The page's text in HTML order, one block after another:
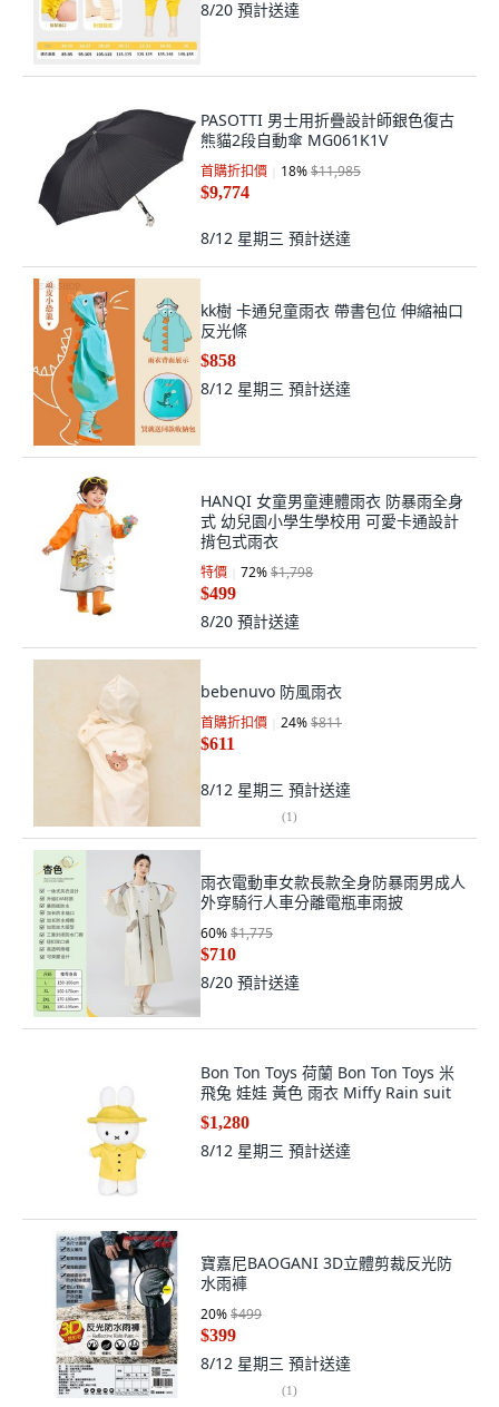
8/20 預計送達
PASOTTI 男士用折疊設計師銀色復古
熊貓2段自動傘 MG061K1V
首購折扣價 18%$11,985
$9,774
8/12 星期三 預計送達
kk樹 卡通兒童雨衣 帶書包位 伸縮袖口
反光條
$858
8/12 星期三 預計送達
HANQI 女童男童連體雨衣 防暴雨全身
式 幼兒園小學生學校用 可愛卡通設計
揹包式雨衣
特價 72%$1,798
$499
8/20 預計送達
bebenuvo 防風雨衣
首購折扣價 24%$811
$611
8/12 星期三 預計送達
(1)
雨衣電動車女款長款全身防暴雨男成人
外穿騎行人車分離電瓶車雨披
60%$1,775
$710
8/20 預計送達
Bon Ton Toys 荷蘭 Bon Ton Toys 米
飛兔 娃娃 黃色 雨衣 Miffy Rain suit
$1,280
8/12 星期三 預計送達
寶嘉尼BAOGANI 3D立體剪裁反光防
水雨褲
20%$499
$399
8/12 星期三 預計送達
(1)